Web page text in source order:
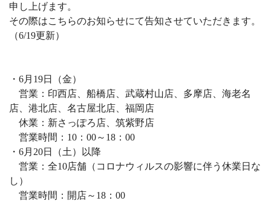
申し上げます。
その際はこちらのお知らせにて告知させていただきます。
（6/19更新）
・6月19日（金）
営業：印西店、船橋店、武蔵村山店、多摩店、海老名
店、港北店、名古屋北店、福岡店
休業：新さっぽろ店、筑紫野店
営業時間：10：00～18：00
・6月20日（土）以降
営業：全10店舗（コロナウィルスの影響に伴う休業日な
し）
営業時間：開店～18：00